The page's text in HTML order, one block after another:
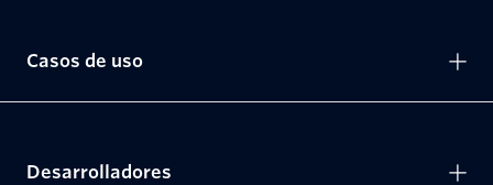
Casos de uso
Desarrolladores